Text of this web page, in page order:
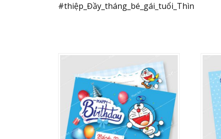
#thiệp_Đầy_tháng_bé_gái_tuổi_Thìn